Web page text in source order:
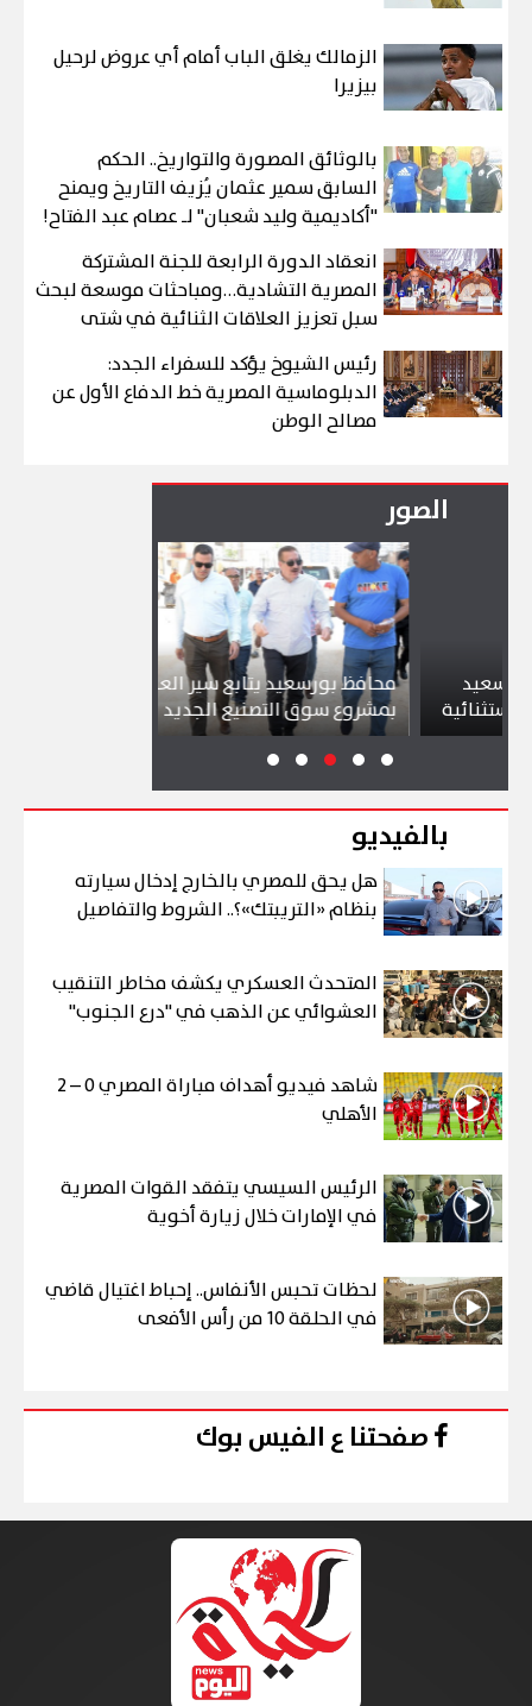
الزمالك يغلق الباب أمام أي عروض لرحيل
بيزيرا
بالوثائق المصورة والتواريخ.. الحكم
السابق سمير عثمان يُزيف التاريخ ويمنح
"أكاديمية وليد شعبان" لـ عصام عبد الفتاح!
انعقاد الدورة الرابعة للجنة المشتركة
المصرية التشادية…ومباحثات موسعة لبحث
سبل تعزيز العلاقات الثنائية في شتى
رئيس الشيوخ يؤكد للسفراء الجدد:
الدبلوماسية المصرية خط الدفاع الأول عن
مصالح الوطن
الصور
محافظ بورسعيد يتابع سير العمل
بمشروع سوق التصنيع الجديد
بالفيديو
هل يحق للمصري بالخارج إدخال سيارته
بنظام «التريبتك»؟.. الشروط والتفاصيل
المتحدث العسكري يكشف مخاطر التنقيب
العشوائي عن الذهب في "درع الجنوب"
شاهد فيديو أهداف مباراة المصري 0 – 2
الأهلي
الرئيس السيسي يتفقد القوات المصرية
في الإمارات خلال زيارة أخوية
لحظات تحبس الأنفاس.. إحباط اغتيال قاضي
في الحلقة 10 من رأس الأفعى
صفحتنا ع الفيس بوك